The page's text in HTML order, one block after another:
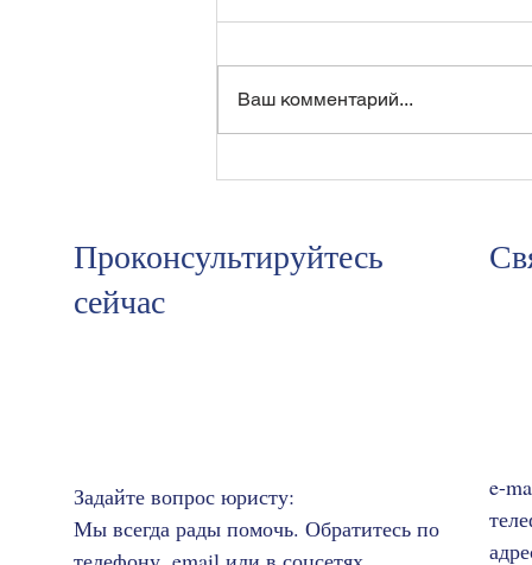
Ваш комментарий...
Проконсультируйтесь
сейчас
Задайте вопрос юристу:
Мы всегда рады помочь. Обратитесь по
e-